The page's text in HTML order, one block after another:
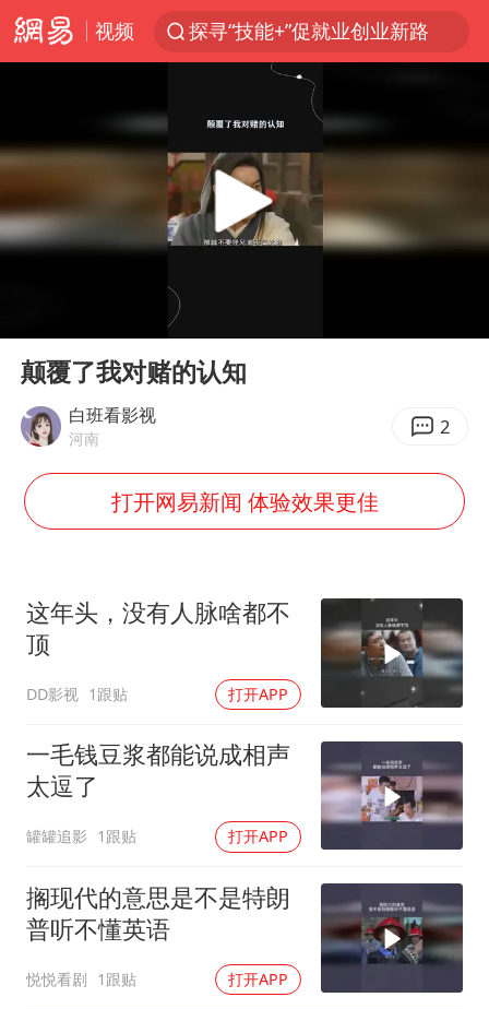
视频
探寻“技能+”促就业创业新路
印度暴发金迪普拉病毒
41岁女子为鼓励女儿考上985研究生
美国退回1000亿美元关税
“银行午休1.5小时”留个窗口行不行
如何把百年大党建设得更加坚强有力
你常吃的兰州拉面要改名了
李嫣近照曝光
总书记关心百姓身边这些民生大事
Play
颠覆了我对赌的认知
白班看影视
河南 2
打开网易新闻 体验效果更佳
这年头，没有人脉啥都不
顶
DD影视 1跟贴 打开APP
一毛钱豆浆都能说成相声
太逗了
罐罐追影 1跟贴 打开APP
搁现代的意思是不是特朗
普听不懂英语
悦悦看剧 1跟贴 打开APP